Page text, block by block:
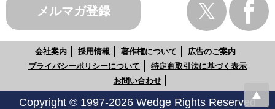
メルマガ登録
会社案内 採用情報 著作権について
広告のご案内
プライバシーポリシーについて
特定商取引法に基づく表示
お問い合わせ
Copyright © 1997-2026 Wedge Rights Reserved